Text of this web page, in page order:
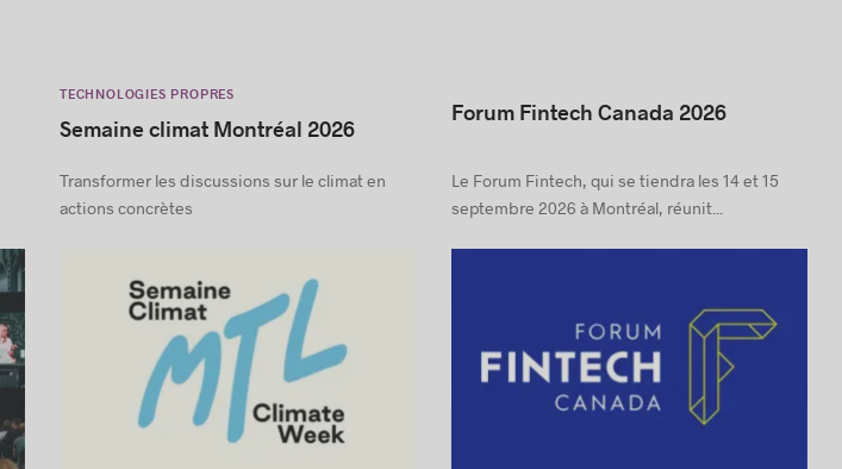
TECHNOLOGIES PROPRES
Semaine climat Montréal 2026
Transformer les discussions sur le climat en
actions concrètes
Forum Fintech Canada 2026
Le Forum Fintech, qui se tiendra les 14 et 15
septembre 2026 à Montréal, réunit...